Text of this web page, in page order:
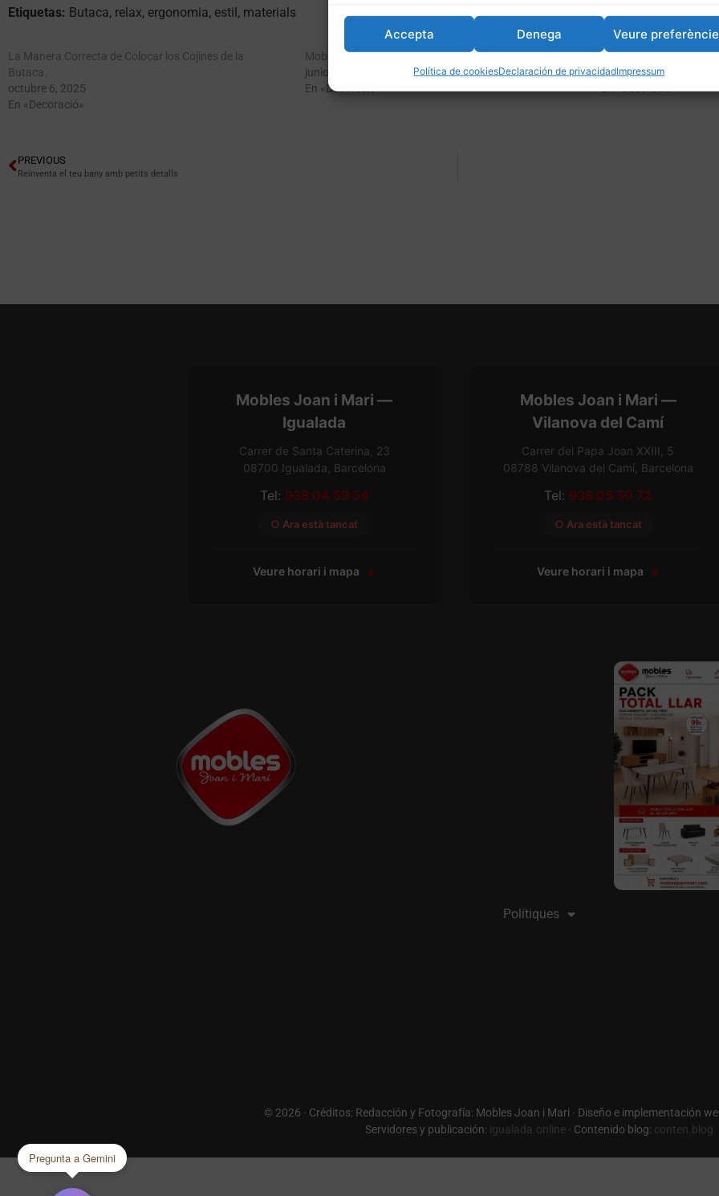
Accepta Denega Veure
Política de cookiesDeclaración de privacidadImpressum
Etiquetas: Butaca, relax, ergonomia, estil, materials
La Manera Correcta de Colocar los Cojines de la
Butaca.
octubre 6, 2025
En «Decoració»
Mobles personalitzables: el futur de la decoració
junio 9, 2025
En «Decoració»
Com combinar sofàs i
febrero 2, 2025
En «Decoració»
PREVIOUS
Reinventa el teu bany amb petits detalls
Mobles Joan i Mari —
Igualada
Carrer de Santa Caterina, 23
08700 Igualada, Barcelona
Tel: 938 04 59 54
○ Ara està tancat
Veure horari i mapa
Mobles Joan i Mari —
Vilanova del Camí
Carrer del Papa Joan XXIII, 5
08788 Vilanova del Camí, Barcelona
Tel: 938 05 50 72
○ Ara està tancat
Veure horari i mapa
Polítiques
© 2026 · Créditos: Redacción y Fotografía: Mobles Joan i Mari · Diseño e implementación
Servidores y publicación: igualada.online · Contenido blog: conten.blog
Pregunta a Gemini